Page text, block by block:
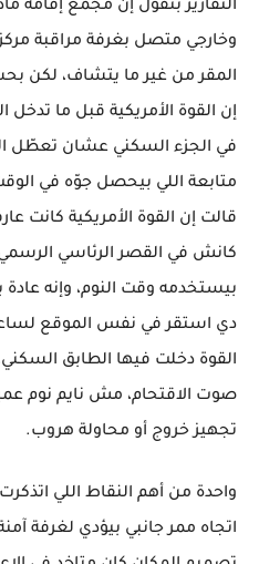
التقارير بتقول إن مجمع إقامة
وخارجي متصل بغرفة مراقبة
المقر من غير ما يتشاف، لكن
إن القوة الأمريكية قبل ما تدخل
في الجزء السكني عشان تعطّل
متابعة اللي بيحصل جوّه في
قالت إن القوة الأمريكية كانت
كانش في القصر الرئاسي
بيستخدمه وقت النوم، وإنه عادة
دي استقر في نفس الموقع
القوة دخلت فيها الطابق
صوت الاقتحام، مش نايم نوم
تجهيز خروج أو محاولة هروب.
واحدة من أهم النقاط اللي
اتجاه ممر جانبي بيؤدي لغرفة